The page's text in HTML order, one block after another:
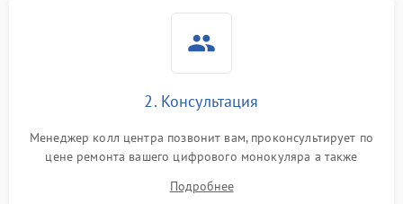
2000 ₽
Проблемы с заземлением 1000 ₽
Повреждение печатной
платы
2. Консультация
Менеджер колл центра позвонит вам, проконсультирует по
цене ремонта вашего цифрового монокуляра а также
Подробнее